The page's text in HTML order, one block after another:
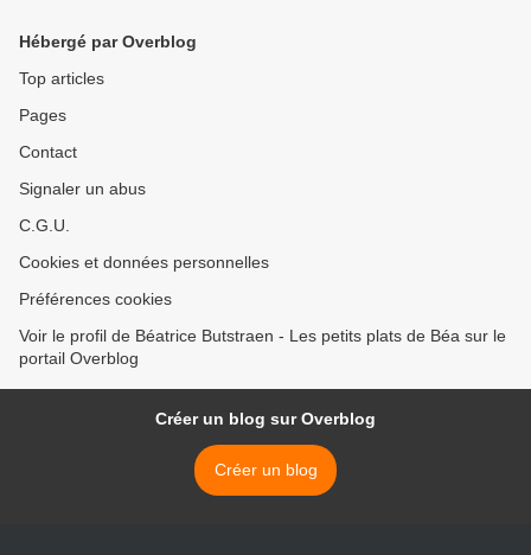
Hébergé par Overblog
Top articles
Pages
Contact
Signaler un abus
C.G.U.
Cookies et données personnelles
Préférences cookies
Voir le profil de Béatrice Butstraen - Les petits plats de Béa sur le
portail Overblog
Créer un blog sur Overblog
Créer un blog